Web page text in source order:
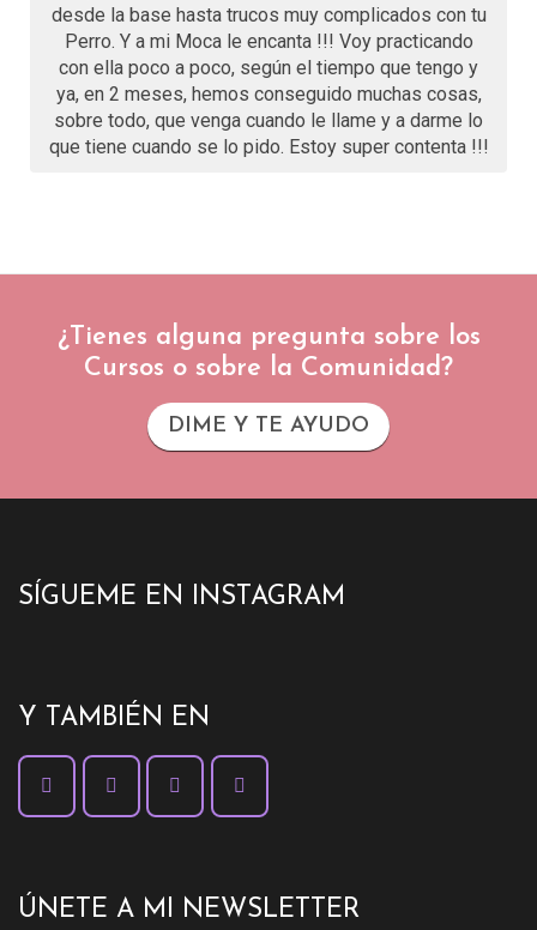
desde la base hasta trucos muy complicados con tu
Perro. Y a mi Moca le encanta !!! Voy practicando
con ella poco a poco, según el tiempo que tengo y
ya, en 2 meses, hemos conseguido muchas cosas,
sobre todo, que venga cuando le llame y a darme lo
que tiene cuando se lo pido. Estoy super contenta !!!
¿Tienes alguna pregunta sobre los
Cursos o sobre la Comunidad?
DIME Y TE AYUDO
SÍGUEME EN INSTAGRAM
Y TAMBIÉN EN
ÚNETE A MI NEWSLETTER